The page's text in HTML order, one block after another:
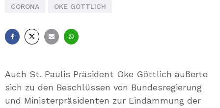
CORONA OKE GÖTTLICH
Auch St. Paulis Präsident Oke Göttlich äußerte
sich zu den Beschlüssen von Bundesregierung
und Ministerpräsidenten zur Eindämmung der